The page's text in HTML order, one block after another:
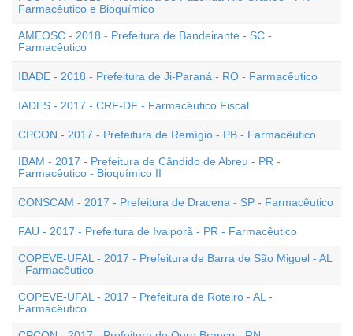
Farmacêutico e Bioquímico
AMEOSC - 2018 - Prefeitura de Bandeirante - SC -
Farmacêutico
IBADE - 2018 - Prefeitura de Ji-Paraná - RO - Farmacêutico
IADES - 2017 - CRF-DF - Farmacêutico Fiscal
CPCON - 2017 - Prefeitura de Remígio - PB - Farmacêutico
IBAM - 2017 - Prefeitura de Cândido de Abreu - PR -
Farmacêutico - Bioquímico II
CONSCAM - 2017 - Prefeitura de Dracena - SP - Farmacêutico
FAU - 2017 - Prefeitura de Ivaiporã - PR - Farmacêutico
COPEVE-UFAL - 2017 - Prefeitura de Barra de São Miguel - AL
- Farmacêutico
COPEVE-UFAL - 2017 - Prefeitura de Roteiro - AL -
Farmacêutico